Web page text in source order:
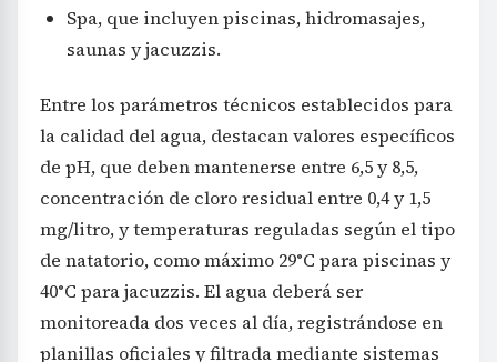
Spa, que incluyen piscinas, hidromasajes,
saunas y jacuzzis.
Entre los parámetros técnicos establecidos para
la calidad del agua, destacan valores específicos
de pH, que deben mantenerse entre 6,5 y 8,5,
concentración de cloro residual entre 0,4 y 1,5
mg/litro, y temperaturas reguladas según el tipo
de natatorio, como máximo 29°C para piscinas y
40°C para jacuzzis. El agua deberá ser
monitoreada dos veces al día, registrándose en
planillas oficiales y filtrada mediante sistemas